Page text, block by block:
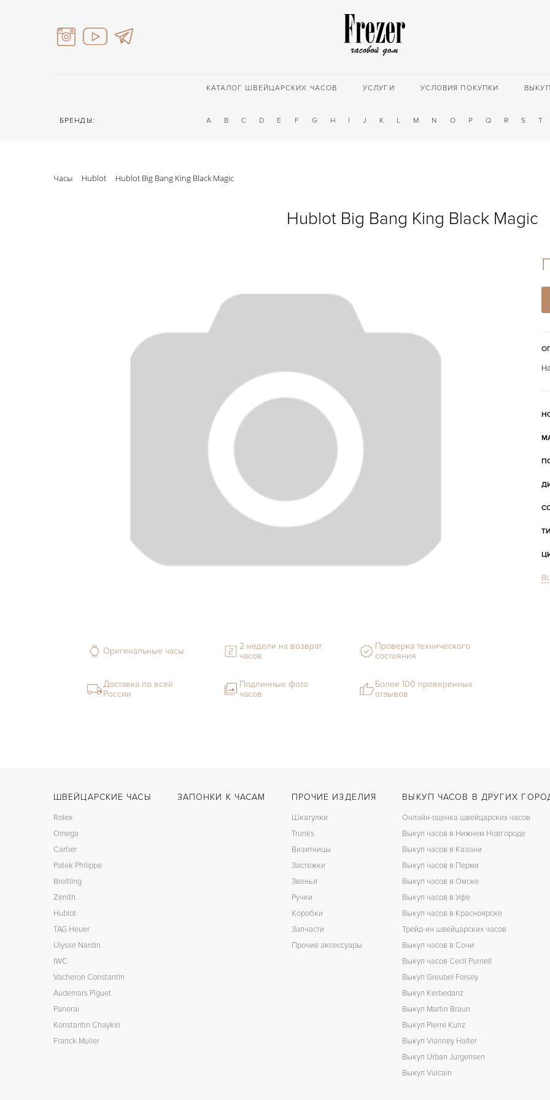
КАТАЛОГ ШВЕЙЦАРСКИХ ЧАСОВ УСЛУГИ УСЛОВИЯ ПОКУПКИ ВЫКУП
БРЕНДЫ: A B C D E F G H I J K L M N O P Q R S T
Часы Hublot Hublot Big Bang King Black Magic
Hublot Big Bang King Black Magic
Оригинальные часы
2 недели на возврат
часов
Проверка технического
состояния
Доставка по всей
России
Подлинные фото
часов
Более 100 проверенных
отзывов
ШВЕЙЦАРСКИЕ ЧАСЫ
Rolex
Omega
Cartier
Patek Philippe
Breitling
Zenith
Hublot
TAG Heuer
Ulysse Nardin
IWC
Vacheron Constantin
Audemars Piguet
Panerai
Konstantin Chaykin
Franck Muller
ЗАПОНКИ К ЧАСАМ ПРОЧИЕ ИЗДЕЛИЯ
Шкатулки
Trunks
Визитницы
Застежки
Звенья
Ручки
Коробки
Запчасти
Прочие аксессуары
ВЫКУП ЧАСОВ В ДРУГИХ
Онлайн-оценка швейцарских часов
Выкуп часов в Нижнем Новгороде
Выкуп часов в Казани
Выкуп часов в Перми
Выкуп часов в Омске
Выкуп часов в Уфе
Выкуп часов в Красноярске
Трейд-ин швейцарских часов
Выкуп часов в Сочи
Выкуп часов Cecil Purnell
Выкуп Greubel Forsey
Выкуп Kerbedanz
Выкуп Martin Braun
Выкуп Pierre Kunz
Выкуп Vianney Halter
Выкуп Urban Jurgensen
Выкуп Vulcain